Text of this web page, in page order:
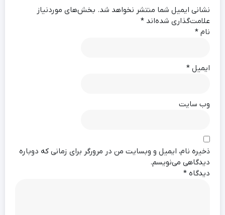
نشانی ایمیل شما منتشر نخواهد شد. بخش‌های موردنیاز
علامت‌گذاری شده‌اند *
نام *
ایمیل *
وب‌ سایت
ذخیره نام، ایمیل و وبسایت من در مرورگر برای زمانی که دوباره
دیدگاهی می‌نویسم.
دیدگاه *